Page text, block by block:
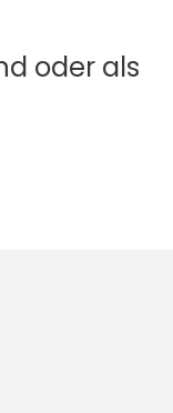
oder als